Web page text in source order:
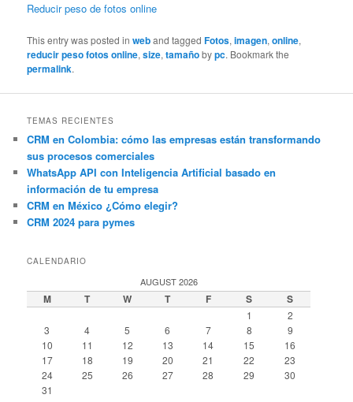
Reducir peso de fotos online
This entry was posted inweband taggedFotos,imagen,online,
reducir peso fotos online,size,tamañobypc. Bookmark the
permalink.
TEMAS RECIENTES
CRM en Colombia: cómo las empresas están transformando
sus procesos comerciales
WhatsApp API con Inteligencia Artificial basado en
información de tu empresa
CRM en México ¿Cómo elegir?
CRM 2024 para pymes
CALENDARIO
AUGUST 2026
M T W T F S S
1
2
3
4 5 6 7 8
9
10
11 12 13 14 15
16
17
18 19 20 21 22
23
24
25 26 27 28 29
30
31